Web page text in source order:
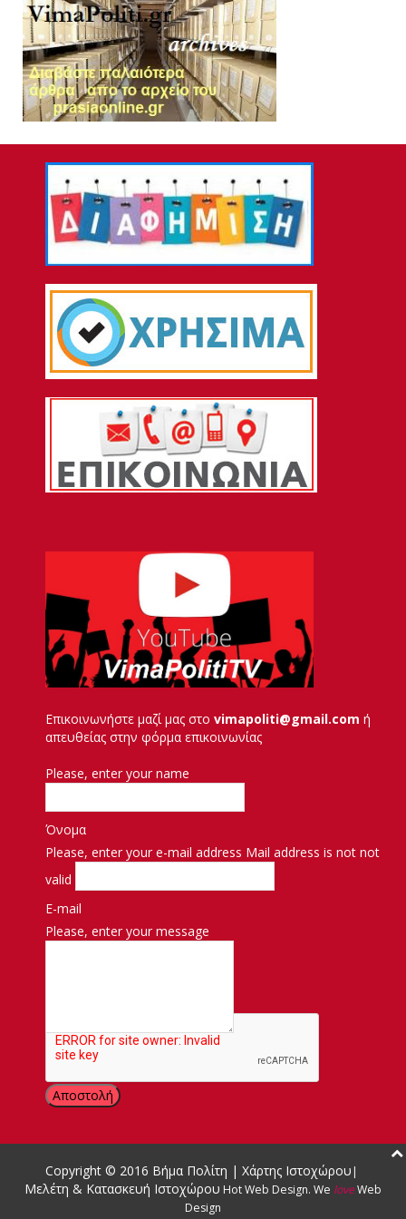
Επικοινωνήστε μαζί μας στο vimapoliti@gmail.com ή
απευθείας στην φόρμα επικοινωνίας
Please, enter your name
Όνομα
Please, enter your e-mail address Mail address is not not
valid
E-mail
Please, enter your message
Μήνυμα
Copyright © 2016 Βήμα Πολίτη | Χάρτης Ιστοχώρου |
Μελέτη & Κατασκευή Ιστοχώρου Hot Web Design. We loveWeb
Design